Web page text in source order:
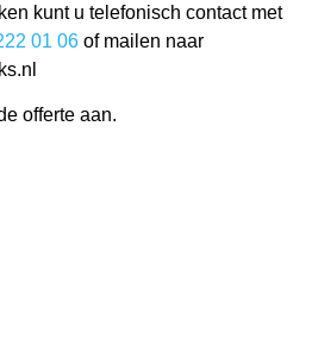
kunt u telefonisch contact met
01 06 of mailen naar
offerte aan.